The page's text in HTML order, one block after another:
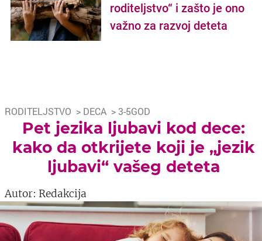
roditeljstvo“ i zašto je ono
važno za razvoj deteta
RODITELJSTVO > DECA > 3-5GOD
Pet jezika ljubavi kod dece:
kako da otkrijete koji je „jezik
ljubavi“ vašeg deteta
Autor: Redakcija